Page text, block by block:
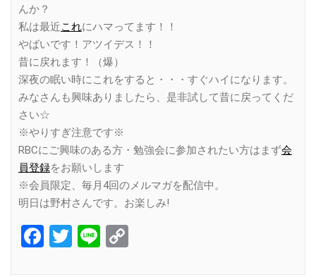
んか？
私は最近これにハマってます！！
やばいです！アツイデス！！
昔に戻れます！（爆）
深夜の眠い時にこれをすると・・・すぐハイになります。
みなさんも興味ありましたら、是非試して昔に戻ってくだ
さい☆
※やりすぎ注意です※
RBCにご興味のある方・勉強会に参加されたい方はまず会
員登録をお願いします
※会員限定、毎月4回のメルマガを配信中。
明日は野村さんです。お楽しみ!
Facebook
Twitter
Line